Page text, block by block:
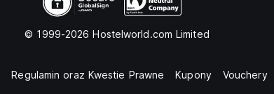
© 1999-2026 Hostelworld.com Limited
Regulamin oraz Kwestie Prawne Kupony Vouchery